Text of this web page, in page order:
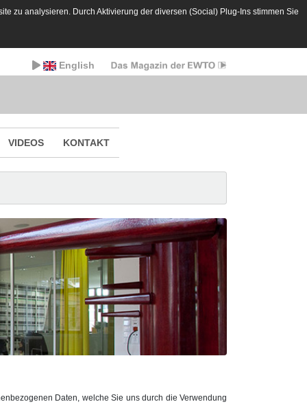
zu analysieren. Durch Aktivierung der diversen (Social) Plug-Ins stimmen Sie
English
VIDEOS KONTAKT
Daten, welche Sie uns durch die Verwendung